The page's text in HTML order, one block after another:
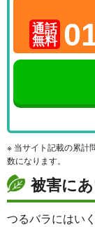
通話
無料
※ 当サイト記載の累計
数になります。
被害に
つるバラにはい